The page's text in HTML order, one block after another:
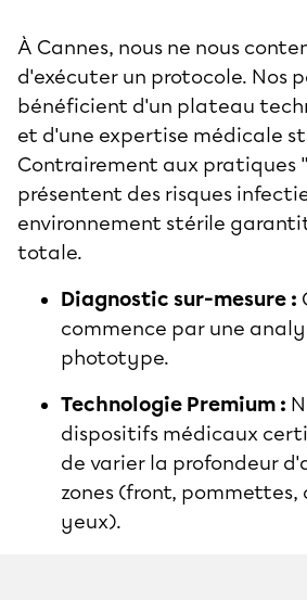
À Cannes, nous ne nous
d'exécuter un protocole. Nos
bénéficient d'un plateau
et d'une expertise médicale
Contrairement aux pratiques
présentent des risques
environnement stérile
totale.
Diagnostic sur-mesure :
commence par une
phototype.
Technologie Premium :
dispositifs médicaux
de varier la profondeur
zones (front, pommettes,
yeux).